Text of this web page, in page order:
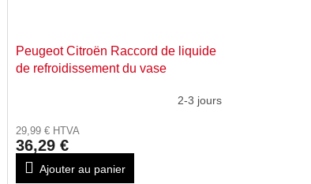
Peugeot Citroën Raccord de liquide
de refroidissement du vase
2-3 jours
29,99 € HTVA
36,29 €
Ajouter au panier